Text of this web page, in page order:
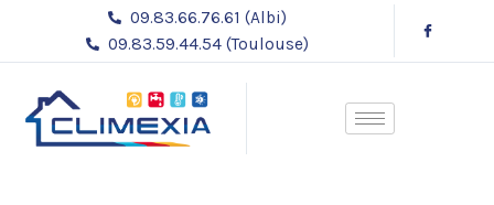
contenu
09.83.66.76.61 (Albi)
09.83.59.44.54 (Toulouse)
articles